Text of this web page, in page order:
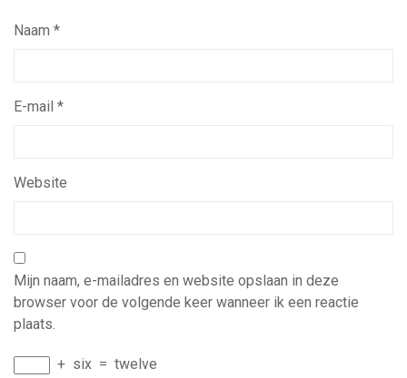
Naam *
E-mail *
Website
Mijn naam, e-mailadres en website opslaan in deze
browser voor de volgende keer wanneer ik een reactie
plaats.
+ six = twelve